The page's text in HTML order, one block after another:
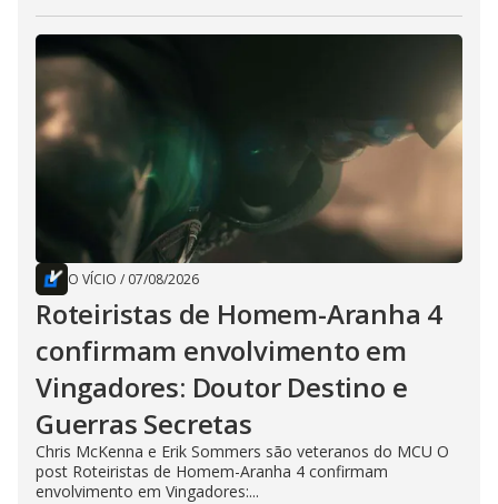
O VÍCIO / 07/08/2026
Roteiristas de Homem-Aranha 4
confirmam envolvimento em
Vingadores: Doutor Destino e
Guerras Secretas
Chris McKenna e Erik Sommers são veteranos do MCU O
post Roteiristas de Homem-Aranha 4 confirmam
envolvimento em Vingadores:...